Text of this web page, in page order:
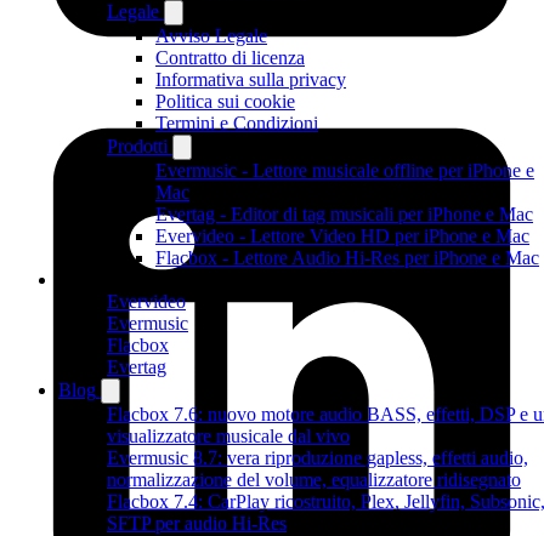
Legale
Avviso Legale
Contratto di licenza
Informativa sulla privacy
Politica sui cookie
Termini e Condizioni
Prodotti
Evermusic - Lettore musicale offline per iPhone e
Mac
Evertag - Editor di tag musicali per iPhone e Mac
Evervideo - Lettore Video HD per iPhone e Mac
Flacbox - Lettore Audio Hi-Res per iPhone e Mac
Evervideo
Evermusic
Flacbox
Evertag
Blog
Flacbox 7.6: nuovo motore audio BASS, effetti, DSP e
visualizzatore musicale dal vivo
Evermusic 8.7: vera riproduzione gapless, effetti audio,
normalizzazione del volume, equalizzatore ridisegnato
Flacbox 7.4: CarPlay ricostruito, Plex, Jellyfin, Subsonic,
SFTP per audio Hi-Res